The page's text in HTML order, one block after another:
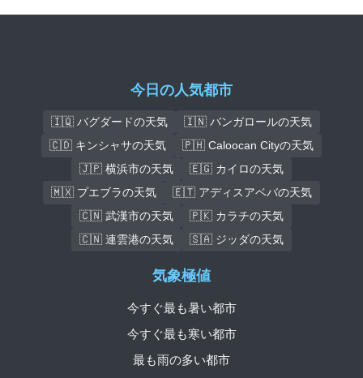
今日の人気都市
🇮🇶 バグダードの天気
🇮🇳 バンガロールの天気
🇨🇩 キンシャサの天気
🇵🇭 Caloocan Cityの天気
🇯🇵 横浜市の天気
🇪🇬 カイロの天気
🇲🇽 プエブラの天気
🇪🇹 アディスアベバの天気
🇨🇳 武漢市の天気
🇵🇰 カラチの天気
🇨🇳 連雲港の天気
🇸🇦 ジッダの天気
気象極値
今すぐ最も暑い都市
今すぐ最も寒い都市
最も雨の多い都市